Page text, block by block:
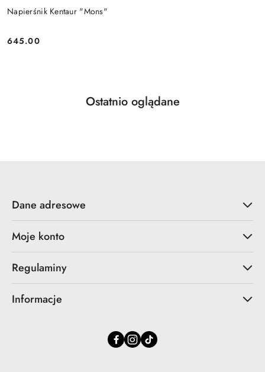
Napierśnik Kentaur "Mons"
Cena:
645.00
Pomiń karuzelę produktów
Produkty
Ostatnio oglądane
Dane adresowe
Moje konto
Regulaminy
Informacje